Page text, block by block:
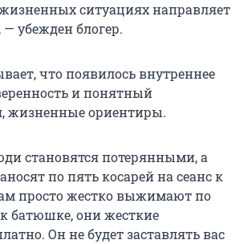
ситуациях направляет
убежден блогер.
что появилось внутреннее
и понятный
жизненные ориентиры.
становятся потерянными, а
по пять косарей на сеанс к
просто жестко выжимают по
батюшке, они жесткие
Он не будет заставлять вас